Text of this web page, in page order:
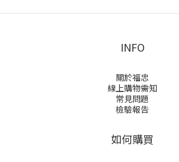
INFO
關於福忠
線上購物需知
常見問題
檢驗報告
如何購買